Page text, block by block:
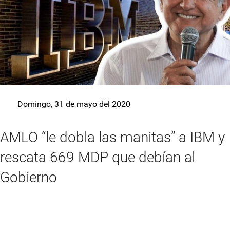
Domingo, 31 de mayo del 2020
AMLO “le dobla las manitas” a IBM y
rescata 669 MDP que debían al
Gobierno